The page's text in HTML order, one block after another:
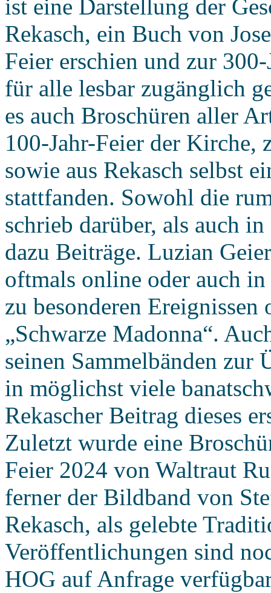
ist eine Darstellung der
Rekasch, ein Buch von
Feier erschien und zur
für alle lesbar zugänglich
es auch Broschüren aller
100-Jahr-Feier der Kirche,
sowie aus Rekasch selbst
stattfanden. Sowohl die
schrieb darüber, als auch
dazu Beiträge. Luzian
oftmals online oder auch
zu besonderen
„Schwarze Madonna“.
seinen Sammelbänden zur
in möglichst viele
Rekascher Beitrag dieses
Zuletzt wurde eine
Feier 2024 von Waltraut
ferner der Bildband von
Rekasch, als gelebte
Veröffentlichungen sind
HOG auf Anfrage